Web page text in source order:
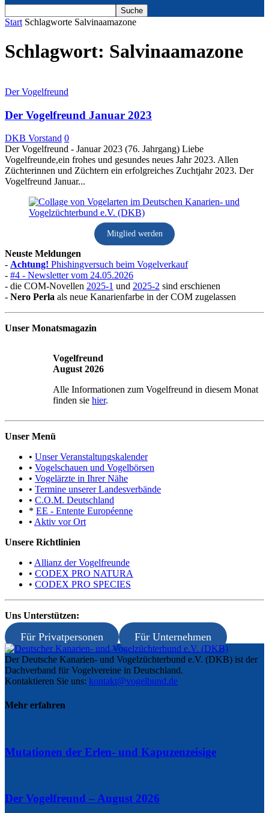
Start Schlagworte Salvinaamazone
Schlagwort: Salvinaamazone
Der Vogelfreund
Der Vogelfreund Januar 2023
DKB Vorstand 0
Der Vogelfreund - Januar 2023 (76. Jahrgang) Liebe
Vogelfreunde,ein frohes und gesundes neues Jahr 2023. Allen
Züchterinnen und Züchtern ein erfolgreiches Zuchtjahr 2023. Der
Vogelfreund Januar...
Mitglied werden
Neuste Meldungen
- Achtung! Phishingversuch beim Vogelverkauf
- #4 - Newsletter vom 24.05.2026
- die COM-Novellen 2025-1 und 2025-2 sind erschienen
- Nero Perla als neue Kanarienfarbe in der COM zugelassen
Unser Monatsmagazin
Vogelfreund
August 2026
Alle Informationen zum Vogelfreund in diesem Monat
finden sie hier.
Unser Menü
• Unser Veranstaltungskalender
• Vogelschauen und Vogelbörsen
• Vogelärzte in Ihrer Nähe
• Termine unserer Landesverbände
• C.O.M. Deutschland
* EE - Entente Européenne
• Aktiv vor Ort
Unsere Richtlinien
• Allianz der Vogelfreunde
• CODEX PRO NATURA
• CODEX PRO SPECIES
Uns Unterstützen:
Für Privatpersonen Für Unternehmen
Der Deutsche Kanarien- und Vogelzüchterbund e.V. (DKB) ist der
Dachverband für Vogelvereine in Deutschland.
Kontaktieren Sie uns: kontakt@vogelbund.de
Mehr erfahren
Mutationen der Erlen- und Kapuzenzeisige
Der Vogelfreund – August 2026